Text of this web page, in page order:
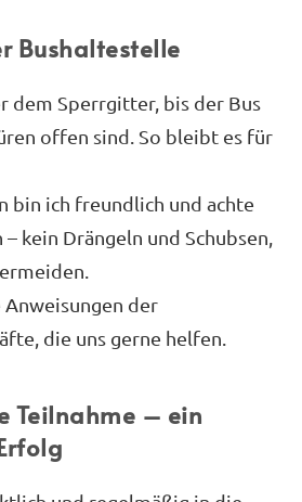
Bushaltestelle
dem Sperrgitter, bis der Bus
offen sind. So bleibt es für
bin ich freundlich und achte
kein Drängeln und Schubsen,
Anweisungen der
die uns gerne helfen.
Teilnahme – ein